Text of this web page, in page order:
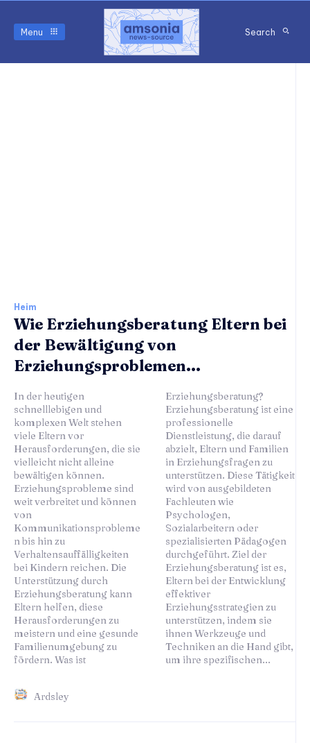
Menu Search
Heim
Wie Erziehungsberatung Eltern bei
der Bewältigung von
Erziehungsproblemen...
In der heutigen
schnelllebigen und
komplexen Welt stehen
viele Eltern vor
Herausforderungen, die sie
vielleicht nicht alleine
bewältigen können.
Erziehungsprobleme sind
weit verbreitet und können
von
Kommunikationsprobleme
n bis hin zu
Verhaltensauffälligkeiten
bei Kindern reichen. Die
Unterstützung durch
Erziehungsberatung kann
Eltern helfen, diese
Herausforderungen zu
meistern und eine gesunde
Familienumgebung zu
fördern. Was ist
Erziehungsberatung?
Erziehungsberatung ist eine
professionelle
Dienstleistung, die darauf
abzielt, Eltern und Familien
in Erziehungsfragen zu
unterstützen. Diese Tätigkeit
wird von ausgebildeten
Fachleuten wie
Psychologen,
Sozialarbeitern oder
spezialisierten Pädagogen
durchgeführt. Ziel der
Erziehungsberatung ist es,
Eltern bei der Entwicklung
effektiver
Erziehungsstrategien zu
unterstützen, indem sie
ihnen Werkzeuge und
Techniken an die Hand gibt,
um ihre spezifischen...
Ardsley